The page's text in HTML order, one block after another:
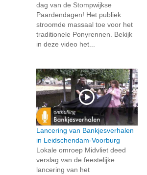
dag van de Stompwijkse
Paardendagen! Het publiek
stroomde massaal toe voor het
traditionele Ponyrennen. Bekijk
in deze video het...
Lancering van Bankjesverhalen
in Leidschendam-Voorburg
Lokale omroep Midvliet deed
verslag van de feestelijke
lancering van het